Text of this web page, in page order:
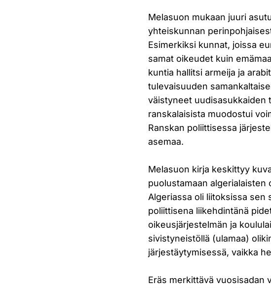
Melasuon mukaan juuri
yhteiskunnan
Esimerkiksi kunnat, joissa
samat oikeudet kuin
kuntia hallitsi armeija ja
tulevaisuuden
väistyneet uudisasukkaiden
ranskalaisista muodostui
Ranskan poliittisessa
asemaa.
Melasuon kirja keskittyy
puolustamaan
Algeriassa oli liitoksissa sen
poliittisena liikehdintänä
oikeusjärjestelmän ja
sivistyneistöllä (ulamaa)
järjestäytymisessä, vaikka
Eräs merkittävä vuosisadan